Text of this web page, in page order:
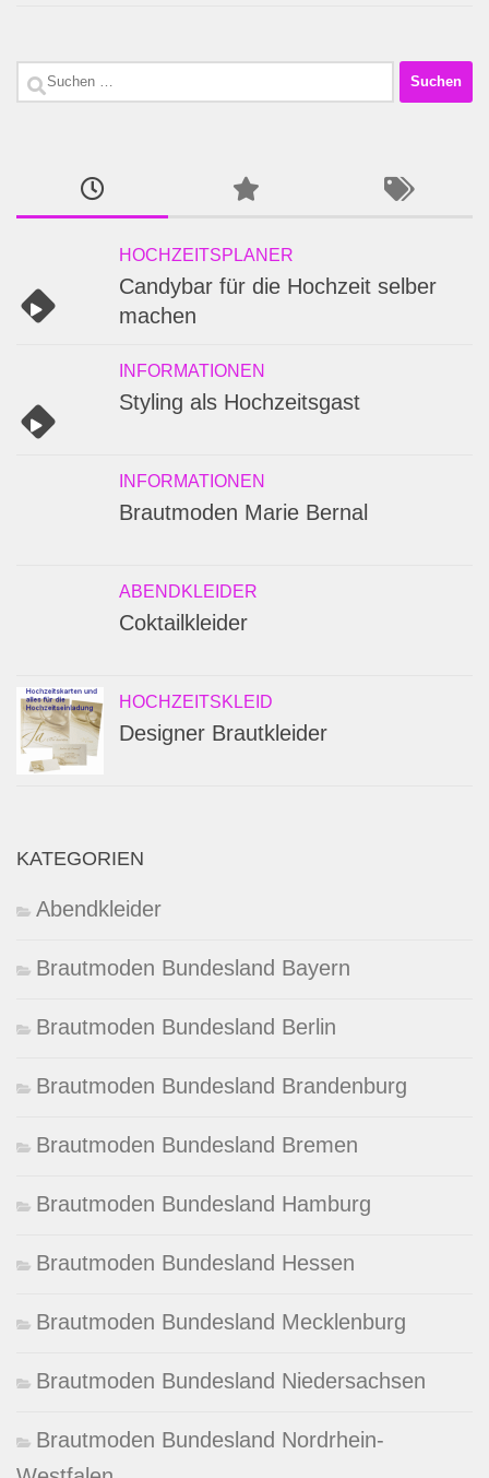
Suchen
HOCHZEITSPLANER
Candybar für die Hochzeit selber
machen
INFORMATIONEN
Styling als Hochzeitsgast
INFORMATIONEN
Brautmoden Marie Bernal
ABENDKLEIDER
Coktailkleider
HOCHZEITSKLEID
Designer Brautkleider
KATEGORIEN
Abendkleider
Brautmoden Bundesland Bayern
Brautmoden Bundesland Berlin
Brautmoden Bundesland Brandenburg
Brautmoden Bundesland Bremen
Brautmoden Bundesland Hamburg
Brautmoden Bundesland Hessen
Brautmoden Bundesland Mecklenburg
Brautmoden Bundesland Niedersachsen
Brautmoden Bundesland Nordrhein-